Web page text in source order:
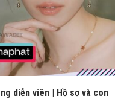
diễn viên | Hồ sơ và con